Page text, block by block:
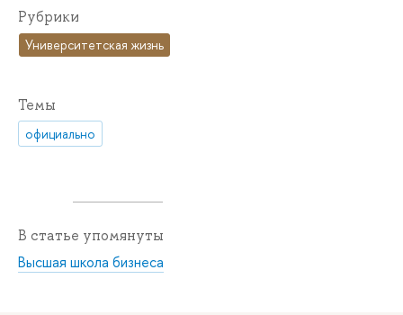
Рубрики
Университетская жизнь
Темы
официально
В статье упомянуты
Высшая школа бизнеса